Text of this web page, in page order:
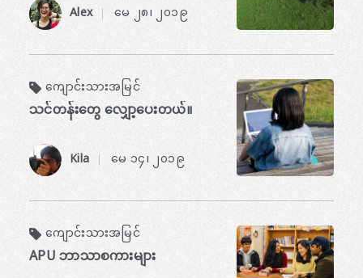
Alex ​ ​မေ ၂၈၊ ၂၀၁၉
ကျောင်းသားအမြင်
သင်တန်းတွေ လျှော့ပေးတယ်။
Kila ​ ​မေ ၁၄၊ ၂၀၁၉
ကျောင်းသားအမြင်
APU ဘာသာစကားများ